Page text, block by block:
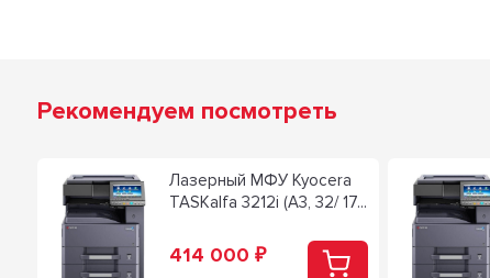
Рекомендуем посмотреть
Лазерный МФУ Kyocera
TASKalfa 3212i (A3, 32/ 17...
414 000₽